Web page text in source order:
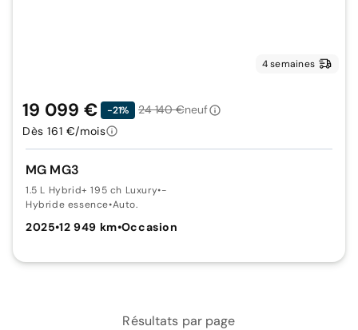
4 semaines
MG MG3
1.5 L Hybrid+ 195 ch Luxury•-
Hybride essence•Auto.
2025•12 949 km•Occasion
19 099 € -21% 24 140 €neuf
Dès 161 €/mois
Résultats par page